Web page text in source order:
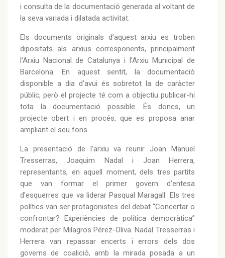
i consulta de la documentació generada al voltant de
la seva variada i dilatada activitat.
Els documents originals d’aquest arxiu es troben
dipositats als arxius corresponents, principalment
l’Arxiu Nacional de Catalunya i l’Arxiu Municipal de
Barcelona. En aquest sentit, la documentació
disponible a dia d’avui és sobretot la de caràcter
públic, però el projecte té com a objectiu publicar-hi
tota la documentació possible. És doncs, un
projecte obert i en procés, que es proposa anar
ampliant el seu fons.
La presentació de l’arxiu va reunir Joan Manuel
Tresserras, Joaquim Nadal i Joan Herrera,
representants, en aquell moment, dels tres partits
que van formar el primer govern d’entesa
d’esquerres que va liderar Pasqual Maragall. Els tres
polítics van ser protagonistes del debat “Concertar o
confrontar? Experiències de política democràtica”
moderat per Milagros Pérez-Oliva. Nadal Tresserras i
Herrera van repassar encerts i errors dels dos
governs de coalició, amb la mirada posada a un